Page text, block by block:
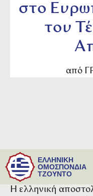
στο
του
από
ΕΛΛΗΝΙΚΗ
ΟΜΟΣΠΟΝΔΙΑ
ΤΖΟΥΝΤΟ
Δεκατέσσερις
την Ελλάδα στο
που θα γίνει τo
Η ελληνική